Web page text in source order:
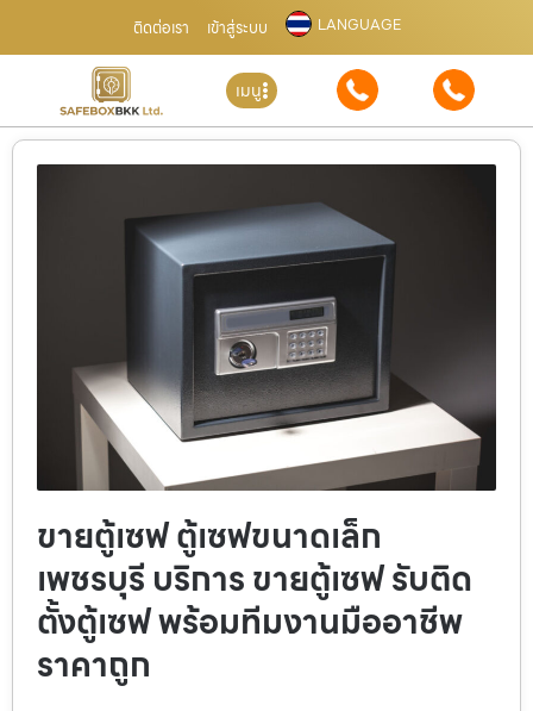
ติดต่อเรา เข้าสู่ระบบ LANGUAGE
เมนู
ขายตู้เซฟ ตู้เซฟขนาดเล็ก
เพชรบุรี บริการ ขายตู้เซฟ รับติด
ตั้งตู้เซฟ พร้อมทีมงานมืออาชีพ
ราคาถูก